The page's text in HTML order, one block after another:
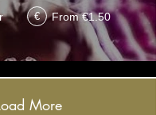
€ From €1.50
More